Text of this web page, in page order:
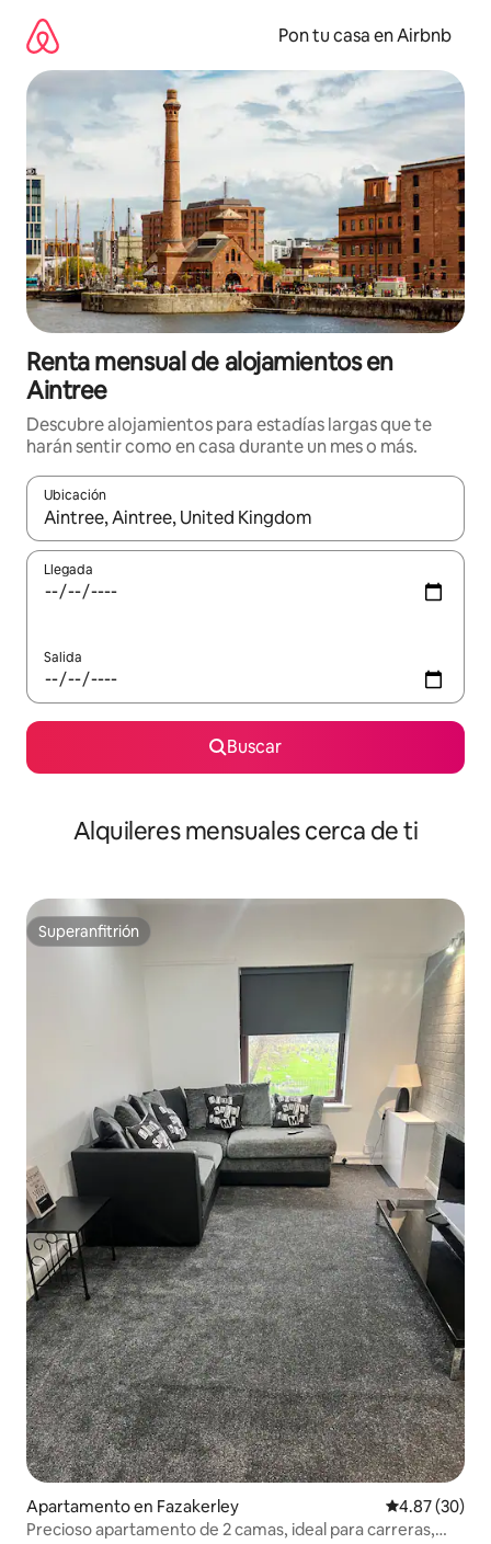
contenido
Pon tu casa en Airbnb
Renta mensual de alojamientos en
Aintree
Descubre alojamientos para estadías largas que te
harán sentir como en casa durante un mes o más.
Ubicación
Cuando los resultados estén disponibles, navega con las
Llegada
Salida
Buscar
Alquileres mensuales cerca de ti
Superanfitrión
Superanfitrión
Apartamento en Fazakerley Calificación
4.87 (30)
Precioso apartamento de 2 camas, ideal para carreras,